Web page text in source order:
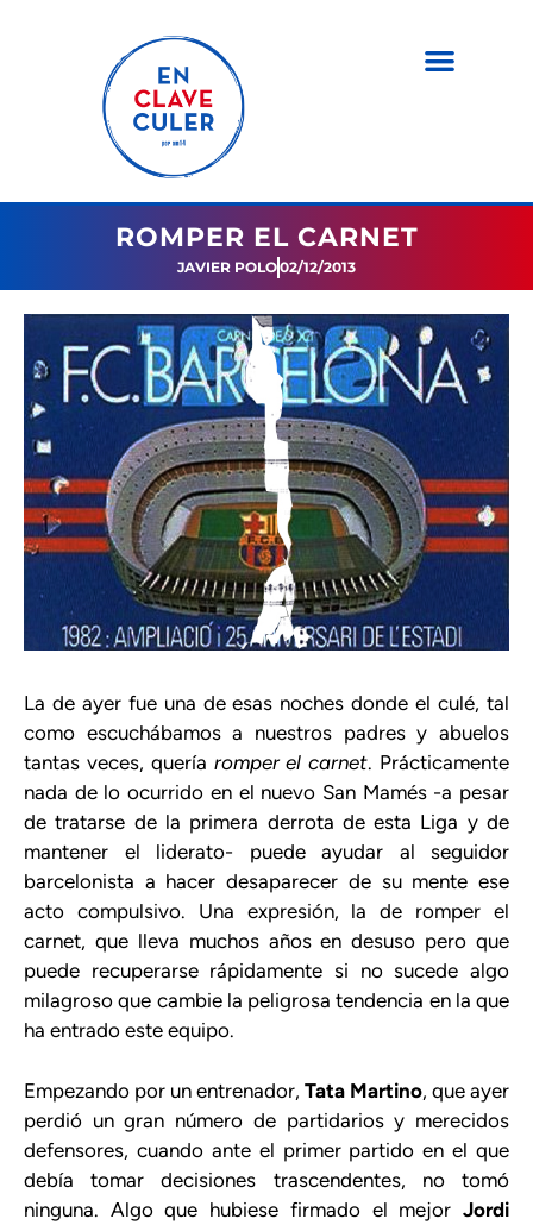
ROMPER EL CARNET
JAVIER POLO02/12/2013
La de ayer fue una de esas noches donde el culé, tal
como escuchábamos a nuestros padres y abuelos
tantas veces, quería romper el carnet. Prácticamente
nada de lo ocurrido en el nuevo San Mamés -a pesar
de tratarse de la primera derrota de esta Liga y de
mantener el liderato- puede ayudar al seguidor
barcelonista a hacer desaparecer de su mente ese
acto compulsivo. Una expresión, la de romper el
carnet, que lleva muchos años en desuso pero que
puede recuperarse rápidamente si no sucede algo
milagroso que cambie la peligrosa tendencia en la que
ha entrado este equipo.
Empezando por un entrenador, Tata Martino, que ayer
perdió un gran número de partidarios y merecidos
defensores, cuando ante el primer partido en el que
debía tomar decisiones trascendentes, no tomó
ninguna. Algo que hubiese firmado el mejor Jordi